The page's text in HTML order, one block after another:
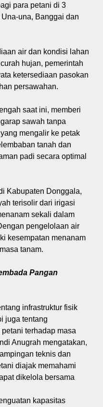
para petani di 3
una, Banggai dan
air dan kondisi lahan
hujan, pemerintah
ketersediaan pasokan
persawahan.
saat ini, memberi
sawah tanpa
mengalir ke petak
tanah dan
padi secara optimal
Kabupaten Donggala,
terisolir dari irigasi
sekali dalam
pengelolaan air
kesempatan menanam
tanam.
Pangan
infrastruktur fisik
juga tentang
terhadap masa
Anugrah mengatakan,
teknis dan
diajak memahami
dikelola bersama
kapasitas